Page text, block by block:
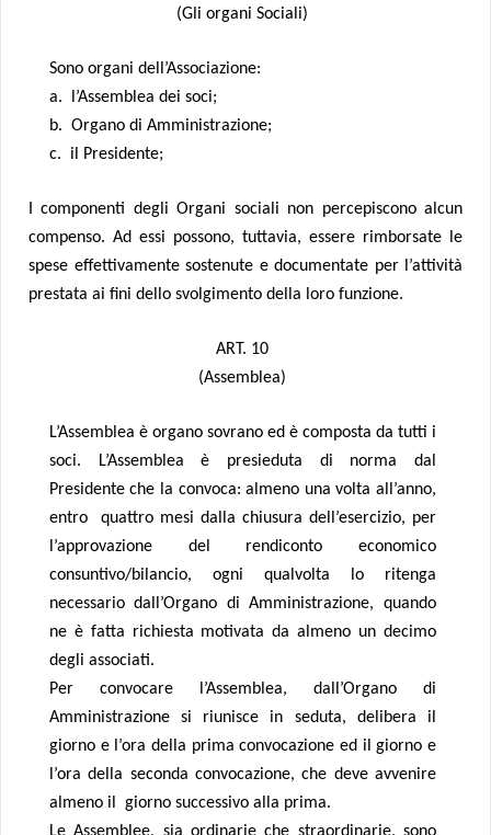
(Gli organi Sociali)
Sono organi dell’Associazione:
a. l’Assemblea dei soci;
b. Organo di Amministrazione;
c. il Presidente;
I componenti degli Organi sociali non percepiscono alcun
compenso. Ad essi possono, tuttavia, essere rimborsate le
spese effettivamente sostenute e documentate per l’attività
prestata ai fini dello svolgimento della loro funzione.
ART. 10
(Assemblea)
L’Assemblea è organo sovrano ed è composta da tutti i
soci. L’Assemblea è presieduta di norma dal
Presidente che la convoca: almeno una volta all’anno,
entro quattro mesi dalla chiusura dell’esercizio, per
l’approvazione del rendiconto economico
consuntivo/bilancio, ogni qualvolta lo ritenga
necessario dall’Organo di Amministrazione, quando
ne è fatta richiesta motivata da almeno un decimo
degli associati.
Per convocare l’Assemblea, dall’Organo di
Amministrazione si riunisce in seduta, delibera il
giorno e l’ora della prima convocazione ed il giorno e
l’ora della seconda convocazione, che deve avvenire
almeno il giorno successivo alla prima.